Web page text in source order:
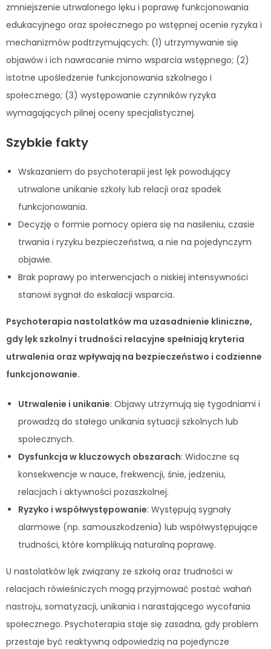
zmniejszenie utrwalonego lęku i poprawę funkcjonowania
edukacyjnego oraz społecznego po wstępnej ocenie ryzyka i
mechanizmów podtrzymujących: (1) utrzymywanie się
objawów i ich nawracanie mimo wsparcia wstępnego; (2)
istotne upośledzenie funkcjonowania szkolnego i
społecznego; (3) występowanie czynników ryzyka
wymagających pilnej oceny specjalistycznej.
Szybkie fakty
Wskazaniem do psychoterapii jest lęk powodujący
utrwalone unikanie szkoły lub relacji oraz spadek
funkcjonowania.
Decyzję o formie pomocy opiera się na nasileniu, czasie
trwania i ryzyku bezpieczeństwa, a nie na pojedynczym
objawie.
Brak poprawy po interwencjach o niskiej intensywności
stanowi sygnał do eskalacji wsparcia.
Psychoterapia nastolatków ma uzasadnienie kliniczne,
gdy lęk szkolny i trudności relacyjne spełniają kryteria
utrwalenia oraz wpływają na bezpieczeństwo i codzienne
funkcjonowanie.
Utrwalenie i unikanie: Objawy utrzymują się tygodniami i
prowadzą do stałego unikania sytuacji szkolnych lub
społecznych.
Dysfunkcja w kluczowych obszarach: Widoczne są
konsekwencje w nauce, frekwencji, śnie, jedzeniu,
relacjach i aktywności pozaszkolnej.
Ryzyko i współwystępowanie: Występują sygnały
alarmowe (np. samouszkodzenia) lub współwystępujące
trudności, które komplikują naturalną poprawę.
U nastolatków lęk związany ze szkołą oraz trudności w
relacjach rówieśniczych mogą przyjmować postać wahań
nastroju, somatyzacji, unikania i narastającego wycofania
społecznego. Psychoterapia staje się zasadna, gdy problem
przestaje być reaktywną odpowiedzią na pojedyncze